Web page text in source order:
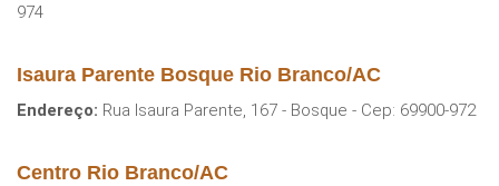
974
Isaura Parente Bosque Rio Branco/AC
Endereço: Rua Isaura Parente, 167 - Bosque - Cep: 69900-972
Centro Rio Branco/AC